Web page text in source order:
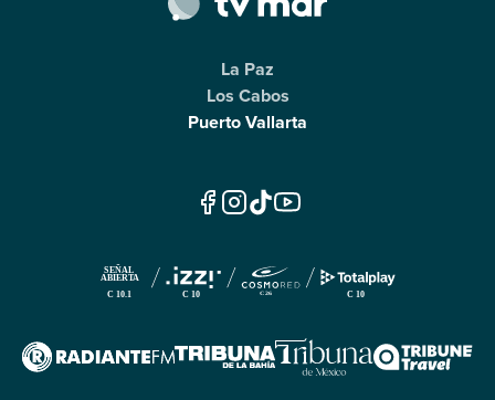
La Paz
Los Cabos
Puerto Vallarta